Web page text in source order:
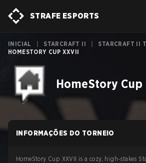
STRAFE ESPORTS
INICIAL STARCRAFT II STARCRAFT II
HOMESTORY CUP XXVII
HomeStory Cup
INFORMAÇÕES DO TORNEIO
HomeStory Cup XXVII is a cozy, high-stakes